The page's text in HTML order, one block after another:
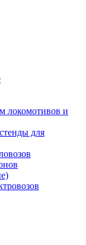
локомотивов и
для